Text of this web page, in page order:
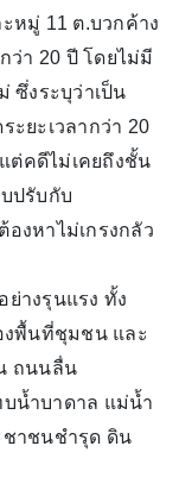
หมู่ 11 ต.บวกค้าง
ว่า 20 ปี โดยไม่มี
ซึ่งระบุว่าเป็น
ยะเวลากว่า 20
ต่คดีไม่เคยถึงชั้น
ปรับกับ
งหาไม่เกรงกลัว
างรุนแรง ทั้ง
งพื้นที่ชุมชน และ
ถนนลื่น
น้ำบาดาล แม่น้ำ
ชาชนชำรุด ดิน